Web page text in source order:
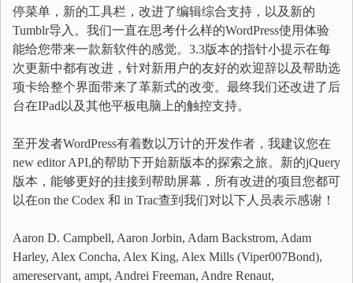
停菜单，新的工具栏，改进了编辑综合支持，以及新的
Tumblr导入。我们一直在思考什么样的WordPress使用体验
能给您带来一款新软件的感觉。3.3版本的指针小提示在每
次更新中都有改进，针对新用户的友好的欢迎辞以及帮助选
项卡给整个界面带来了革新式的改变。最终我们还改进了后
台在IPad以及其他平板电脑上的触控支持。
至开发者WordPress有着数以万计的开发作者，我建议您在
new editor API,的帮助下开始新版本的探索之旅。新的jQuery
版本，能够更好的挂接到帮助屏幕，所有改进的项目您都可
以在on the Codex 和 in Trac查到我们对以下人员表示感谢！
Aaron D. Campbell, Aaron Jorbin, Adam Backstrom, Adam
Harley, Alex Concha, Alex King, Alex Mills (Viper007Bond),
amereservant, ampt, Andrei Freeman, Andre Renaut,